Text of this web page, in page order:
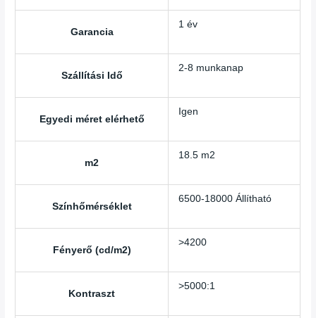
Garancia
1 év
Szállítási Idő
2-8 munkanap
Egyedi méret elérhető
Igen
m2
18.5 m2
Színhőmérséklet
6500-18000 Állítható
Fényerő (cd/m2)
>4200
Kontraszt
>5000:1